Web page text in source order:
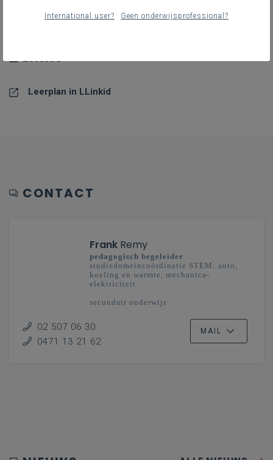
LINKS
Leerplan in LLinkid
CONTACT
Frank Remy
pedagogisch begeleider
studiedomeincoördinatie STEM: auto,
koeling en warmte, mechanica-
elektriciteit
secundair onderwijs
02 507 06 30
0471 13 21 62
MAIL
International user? Geen onderwijsprofessional?